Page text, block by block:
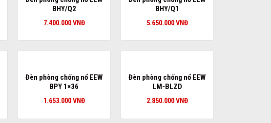
BHY/Q2
7.400.000VNĐ
BHY/Q1
5.650.000VNĐ
Đèn phòng chống nổ EEW
BPY 1×36
1.653.000VNĐ
Đèn phòng chống nổ EEW
LM-BLZD
2.850.000VNĐ